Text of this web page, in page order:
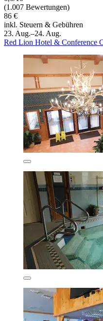
(1.007 Bewertungen)
86 €
inkl. Steuern & Gebühren
23. Aug.–24. Aug.
Red Lion Hotel & Conference